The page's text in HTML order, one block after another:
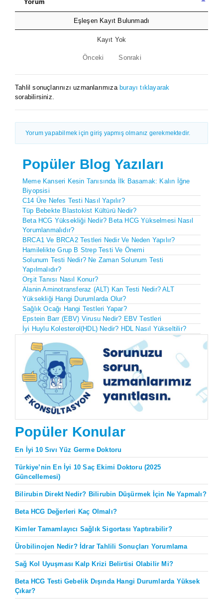
Yorum
Eşleşen Kayıt Bulunmadı
Kayıt Yok
Önceki Sonraki
Tahlil sonuçlarınızı uzmanlarımıza burayı tıklayarak
sorabilirsiniz.
Yorum yapabilmek için giriş yapmış olmanız gerekmektedir.
Popüler Blog Yazıları
Meme Kanseri Kesin Tanısında İlk Basamak: Kalın İğne
Biyopsisi
C14 Üre Nefes Testi Nasıl Yapılır?
Tüp Bebekte Blastokist Kültürü Nedir?
Beta HCG Yüksekliği Nedir? Beta HCG Yükselmesi Nasıl
Yorumlanmalıdır?
BRCA1 Ve BRCA2 Testleri Nedir Ve Neden Yapılır?
Hamilelikte Grup B Strep Testi Ve Önemi
Solunum Testi Nedir? Ne Zaman Solunum Testi
Yapılmalıdır?
Orşit Tanısı Nasıl Konur?
Alanin Aminotransferaz (ALT) Kan Testi Nedir? ALT
Yüksekliği Hangi Durumlarda Olur?
Sağlık Ocağı Hangi Testleri Yapar?
Epstein Barr (EBV) Virusu Nedir? EBV Testleri
İyi Huylu Kolesterol(HDL) Nedir? HDL Nasıl Yükseltilir?
Popüler Konular
En İyi 10 Sıvı Yüz Germe Doktoru
Türkiye’nin En İyi 10 Saç Ekimi Doktoru (2025
Güncellemesi)
Bilirubin Direkt Nedir? Bilirubin Düşürmek İçin Ne Yapmalı?
Beta HCG Değerleri Kaç Olmalı?
Kimler Tamamlayıcı Sağlık Sigortası Yaptırabilir?
Ürobilinojen Nedir? İdrar Tahlili Sonuçları Yorumlama
Sağ Kol Uyuşması Kalp Krizi Belirtisi Olabilir Mi?
Beta HCG Testi Gebelik Dışında Hangi Durumlarda Yüksek
Çıkar?